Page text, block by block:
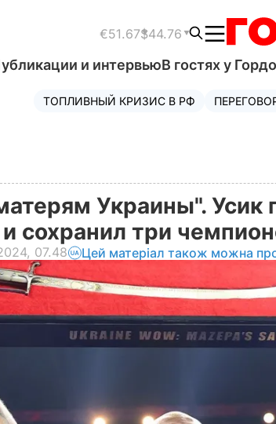
€51.67$44.76
и интервьюВ гостях у
ТОПЛИВНЫЙ КРИЗИС В РФ
Украины". Усик
сохранил три
07.48 Цей матеріал також можна